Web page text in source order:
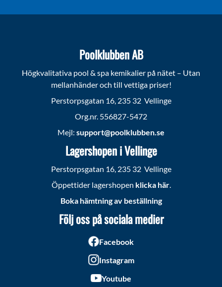
Poolklubben AB
Högkvalitativa pool & spa kemikalier på nätet – Utan
mellanhänder och till vettiga priser!
Perstorpsgatan 16, 235 32 Vellinge
Org.nr. 556827-5472
Mejl: support@poolklubben.se
Lagershopen i Vellinge
Perstorpsgatan 16, 235 32 Vellinge
Öppettider lagershopen klicka här.
Boka hämtning av beställning
Följ oss på sociala medier
Facebook
Instagram
Youtube